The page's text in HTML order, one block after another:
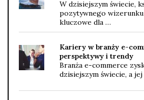
W dzisiejszym świecie,
pozytywnego
kluczowe dla …
Kariery w branży e-
perspektywy i trendy
Branża e-commerce
dzisiejszym świecie, a